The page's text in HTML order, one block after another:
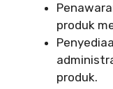
produk
produk.